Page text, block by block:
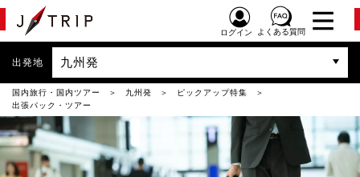
ログイン よくある質問
出発地 九州発
国内旅行・国内ツアー 九州発
ピックアップ特集
出張パック・ツアー